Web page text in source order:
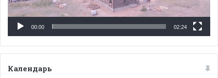
00:00 02:24
Календарь